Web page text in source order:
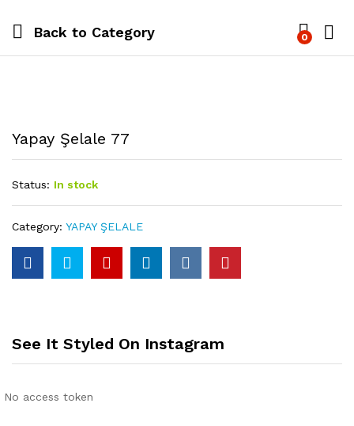
Back to Category 0
Yapay Şelale 77
Status: In stock
Category: YAPAY ŞELALE
See It Styled On Instagram
No access token